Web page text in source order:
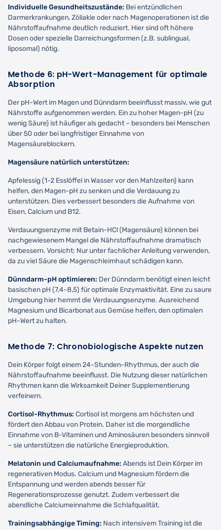
Individuelle Gesundheitszustände: Bei entzündlichen
Darmerkrankungen, Zöliakie oder nach Magenoperationen ist die
Nährstoffaufnahme deutlich reduziert. Hier sind oft höhere
Dosen oder spezielle Darreichungsformen (z.B. sublingual,
liposomal) nötig.
Methode 6: pH-Wert-Management für optimale
Absorption
Der pH-Wert im Magen und Dünndarm beeinflusst massiv, wie gut
Nährstoffe aufgenommen werden. Ein zu hoher Magen-pH (zu
wenig Säure) ist häufiger als gedacht – besonders bei Menschen
über 50 oder bei langfristiger Einnahme von
Magensäureblockern.
Magensäure natürlich unterstützen:
Apfelessig (1-2 Esslöffel in Wasser vor den Mahlzeiten) kann
helfen, den Magen-pH zu senken und die Verdauung zu
unterstützen. Dies verbessert besonders die Aufnahme von
Eisen, Calcium und B12.
Verdauungsenzyme mit Betain-HCl (Magensäure) können bei
nachgewiesenem Mangel die Nährstoffaufnahme dramatisch
verbessern. Vorsicht: Nur unter fachlicher Anleitung verwenden,
da zu viel Säure die Magenschleimhaut schädigen kann.
Dünndarm-pH optimieren: Der Dünndarm benötigt einen leicht
basischen pH (7,4-8,5) für optimale Enzymaktivität. Eine zu saure
Umgebung hier hemmt die Verdauungsenzyme. Ausreichend
Magnesium und Bicarbonat aus Gemüse helfen, den optimalen
pH-Wert zu halten.
Methode 7: Chronobiologische Aspekte nutzen
Dein Körper folgt einem 24-Stunden-Rhythmus, der auch die
Nährstoffaufnahme beeinflusst. Die Nutzung dieser natürlichen
Rhythmen kann die Wirksamkeit Deiner Supplementierung
verfeinern.
Cortisol-Rhythmus: Cortisol ist morgens am höchsten und
fördert den Abbau von Protein. Daher ist die morgendliche
Einnahme von B-Vitaminen und Aminosäuren besonders sinnvoll
– sie unterstützen die natürliche Energieproduktion.
Melatonin und Calciumaufnahme: Abends ist Dein Körper im
regenerativen Modus. Calcium und Magnesium fördern die
Entspannung und werden abends besser für
Regenerationsprozesse genutzt. Zudem verbessert die
abendliche Calciumeinnahme die Schlafqualität.
Trainingsabhängige Timing: Nach intensivem Training ist die